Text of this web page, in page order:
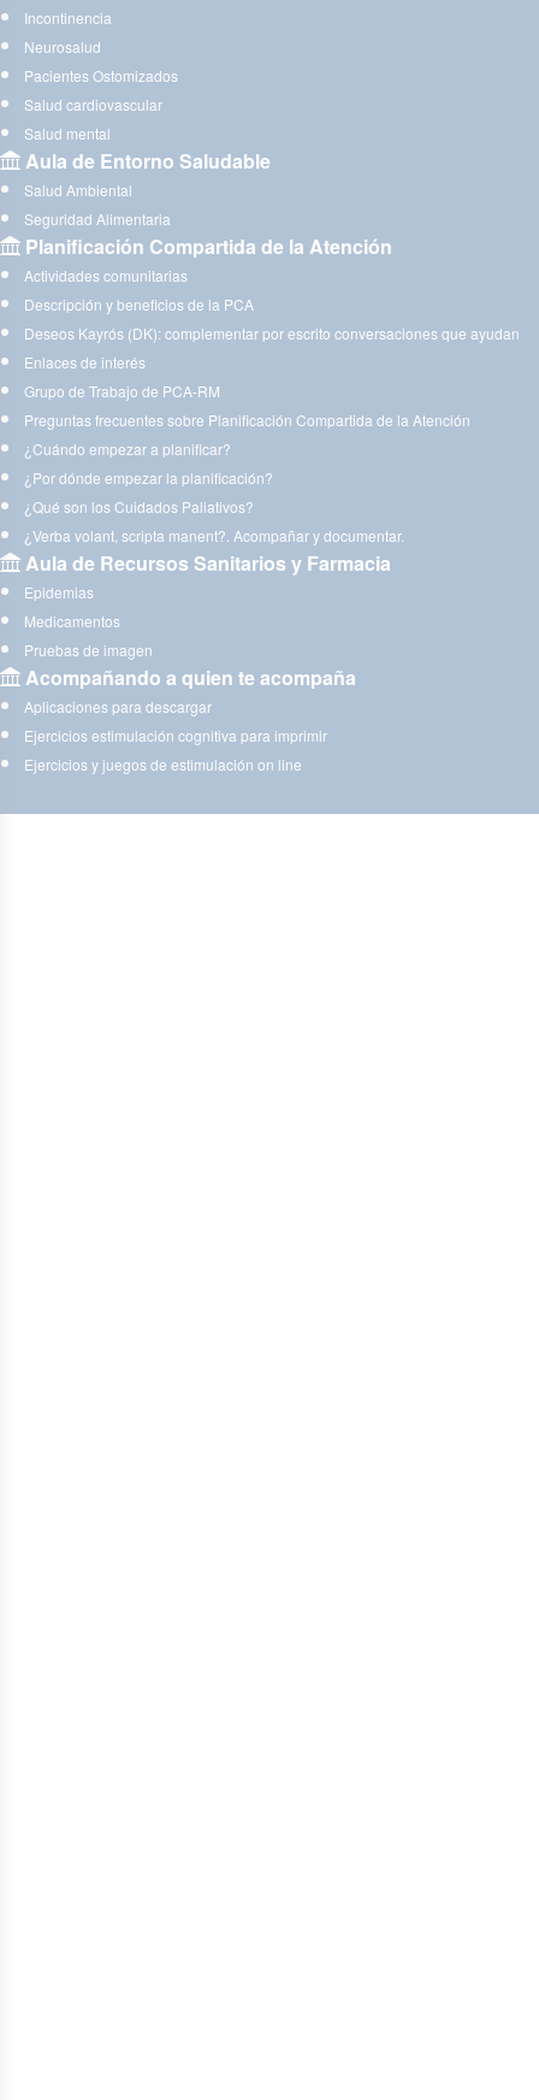
Incontinencia
Neurosalud
Pacientes Ostomizados
Salud cardiovascular
Salud mental
Aula de Entorno Saludable
Salud Ambiental
Seguridad Alimentaria
Planificación Compartida de la Atención
Actividades comunitarias
Descripción y beneficios de la PCA
Deseos Kayrós (DK): complementar por escrito conversaciones que ayudan
Enlaces de interés
Grupo de Trabajo de PCA-RM
Preguntas frecuentes sobre Planificación Compartida de la Atención
¿Cuándo empezar a planificar?
¿Por dónde empezar la planificación?
¿Qué son los Cuidados Paliativos?
¿Verba volant, scripta manent?. Acompañar y documentar.
Aula de Recursos Sanitarios y Farmacia
Epidemias
Medicamentos
Pruebas de imagen
Acompañando a quien te acompaña
Aplicaciones para descargar
Ejercicios estimulación cognitiva para imprimir
Ejercicios y juegos de estimulación on line